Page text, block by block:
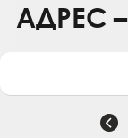
АДРЕС